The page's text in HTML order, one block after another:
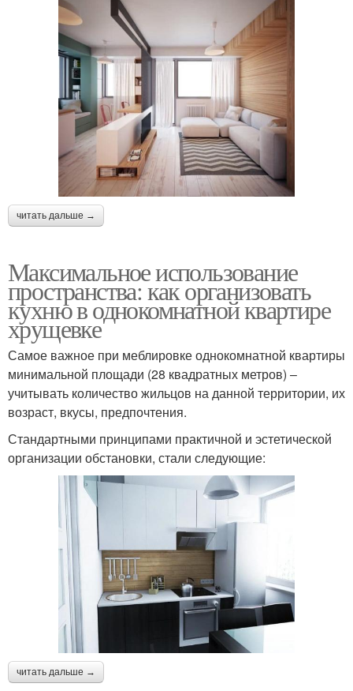
читать дальше →
Максимальное использование
пространства: как организовать
кухню в однокомнатной квартире
хрущевке
Самое важное при меблировке однокомнатной квартиры
минимальной площади (28 квадратных метров) –
учитывать количество жильцов на данной территории, их
возраст, вкусы, предпочтения.
Стандартными принципами практичной и эстетической
организации обстановки, стали следующие:
читать дальше →